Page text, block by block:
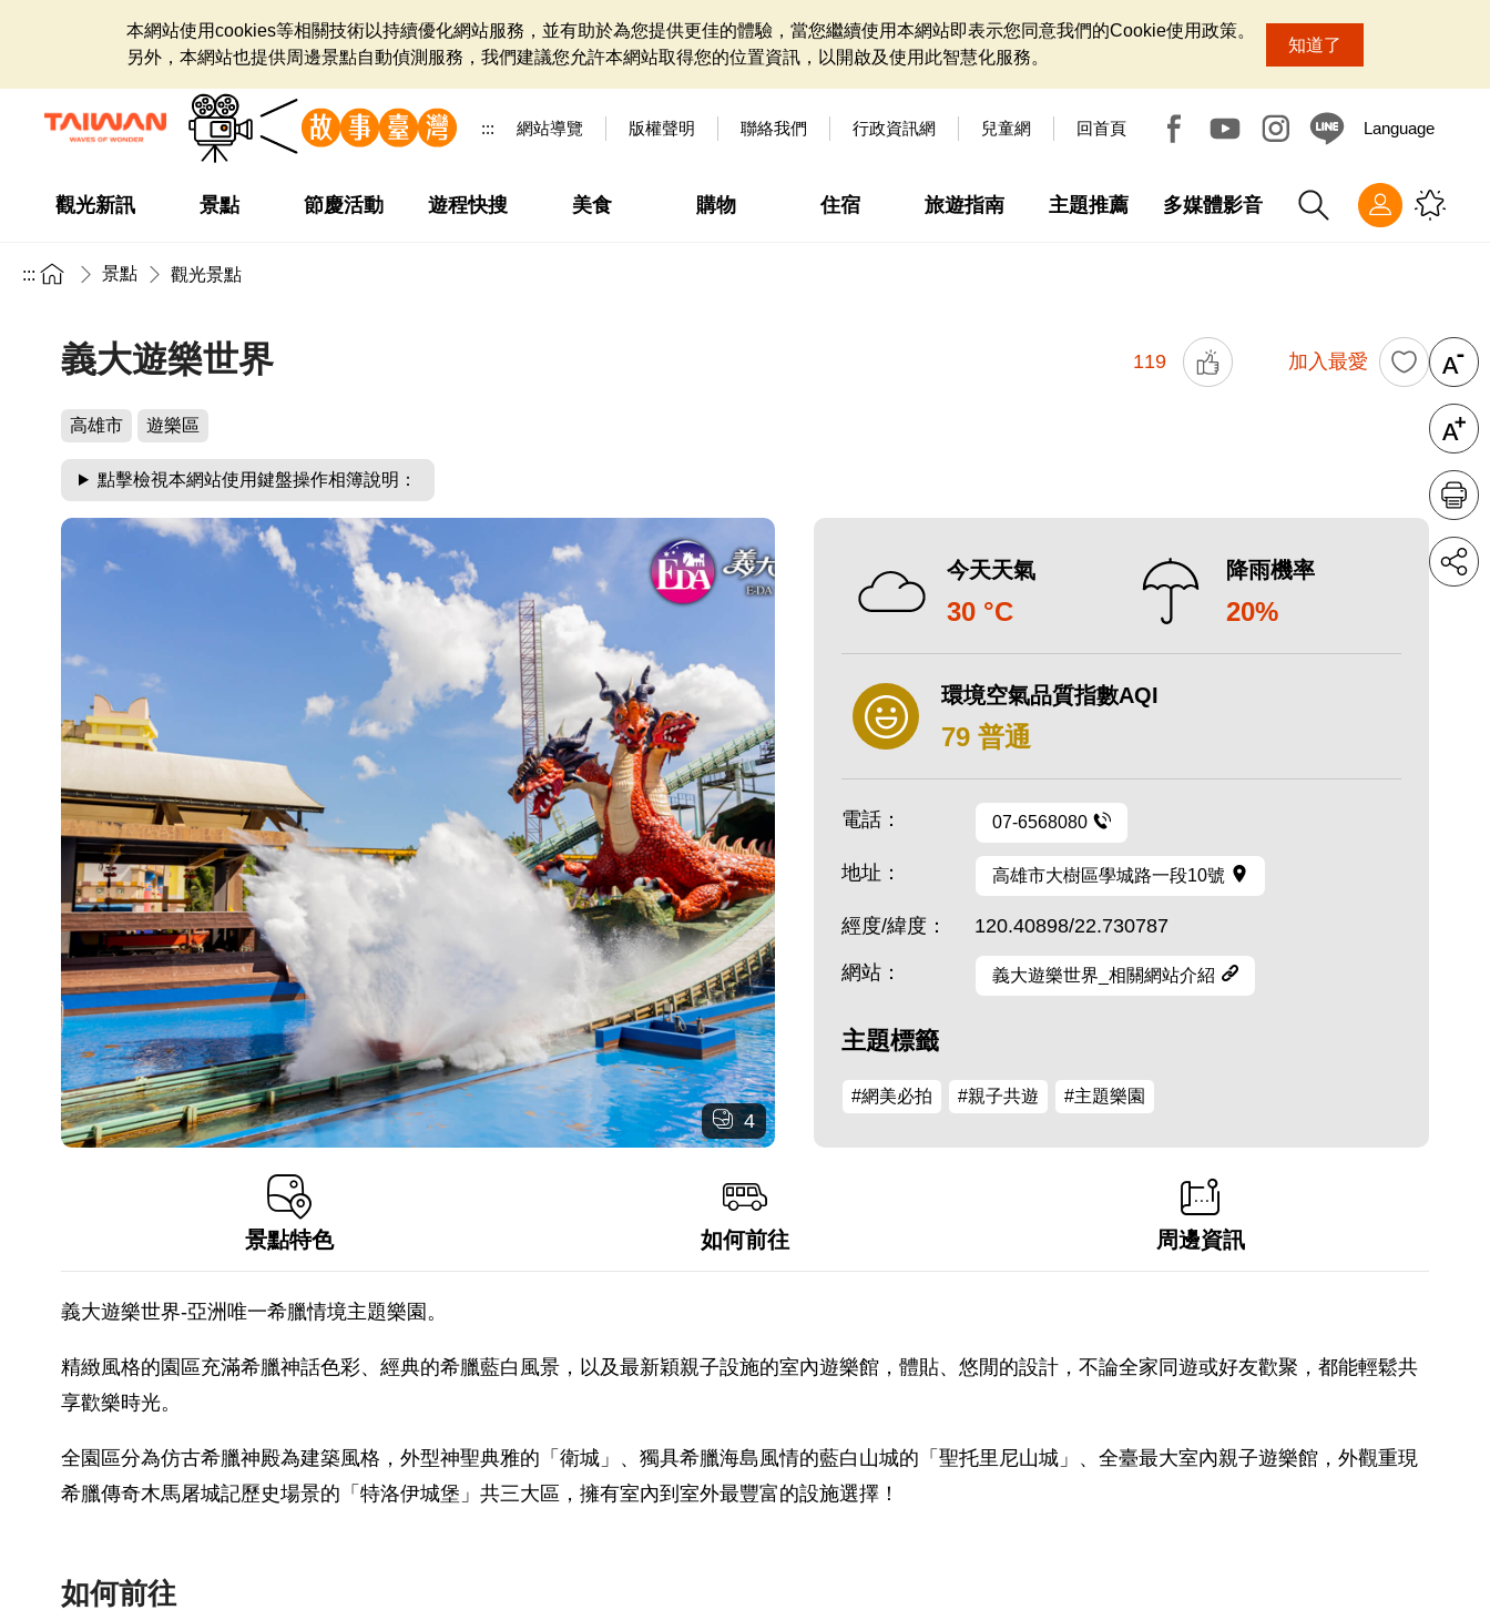
本網站使用cookies等相關技術以持續優化網站服務，並有助於為您提供更佳的體驗，當您繼續使用本網站即表示您同意我們的Cookie使用政策。
另外，本網站也提供周邊景點自動偵測服務，我們建議您允許本網站取得您的位置資訊，以開啟及使用此智慧化服務。
知道了
::: 網站導覽 版權聲明 聯絡我們 行政資訊網 兒童網 回首頁 Language
觀光新訊 景點 節慶活動 遊程快搜 美食 購物 住宿 旅遊指南 主題推薦 多媒體影音
::: 景點 觀光景點
義大遊樂世界 119 加入最愛
高雄市 遊樂區
點擊檢視本網站使用鍵盤操作相簿說明：
4
今天天氣
30 °C
降雨機率
20%
環境空氣品質指數AQI
79 普通
電話： 07-6568080
地址： 高雄市大樹區學城路一段10號
經度/緯度： 120.40898/22.730787
網站： 義大遊樂世界_相關網站介紹
主題標籤
#網美必拍 #親子共遊 #主題樂園
景點特色 如何前往 周邊資訊
義大遊樂世界-亞洲唯一希臘情境主題樂園。
精緻風格的園區充滿希臘神話色彩、經典的希臘藍白風景，以及最新穎親子設施的室內遊樂館，體貼、悠閒的設計，不論全家同遊或好友歡聚，都能輕鬆共
享歡樂時光。
全園區分為仿古希臘神殿為建築風格，外型神聖典雅的「衛城」、獨具希臘海島風情的藍白山城的「聖托里尼山城」、全臺最大室內親子遊樂館，外觀重現
希臘傳奇木馬屠城記歷史場景的「特洛伊城堡」共三大區，擁有室內到室外最豐富的設施選擇！
如何前往